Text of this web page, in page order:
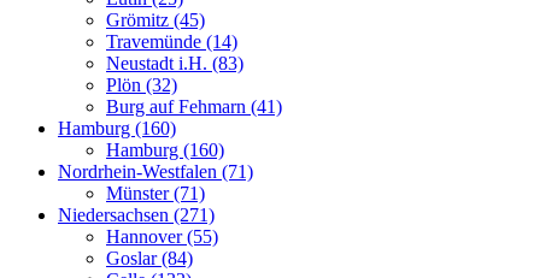
Grömitz (45)
Travemünde (14)
Neustadt i.H. (83)
Plön (32)
Burg auf Fehmarn (41)
Hamburg (160)
Hamburg (160)
Nordrhein-Westfalen (71)
Münster (71)
Niedersachsen (271)
Hannover (55)
Goslar (84)